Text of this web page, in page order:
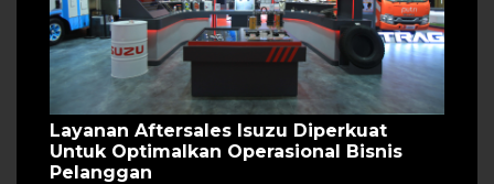
Layanan Aftersales Isuzu Diperkuat
Untuk Optimalkan Operasional Bisnis
Pelanggan